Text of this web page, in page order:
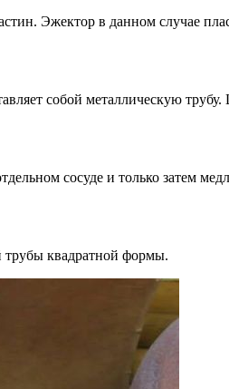
Эжектор в данном случае
собой металлическую
сосуде и только затем
трубы квадратной формы.